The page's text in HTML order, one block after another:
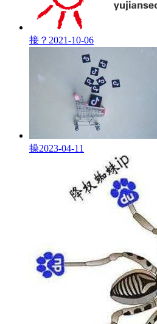
接？ 2021-10-06
操2023-04-11